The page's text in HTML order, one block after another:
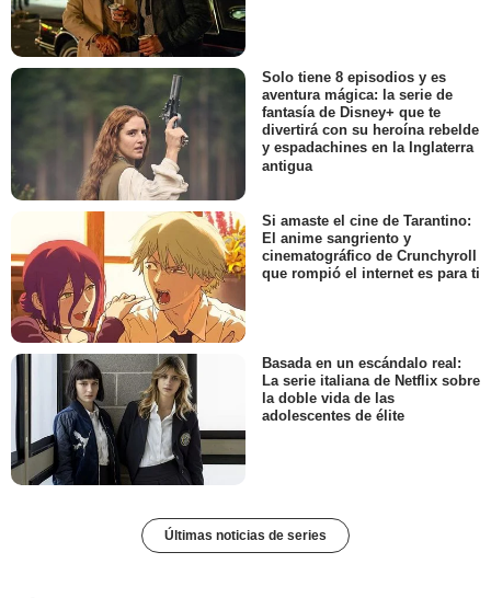
Solo tiene 8 episodios y es
aventura mágica: la serie de
fantasía de Disney+ que te
divertirá con su heroína rebelde
y espadachines en la Inglaterra
antigua
Si amaste el cine de Tarantino:
El anime sangriento y
cinematográfico de Crunchyroll
que rompió el internet es para ti
Basada en un escándalo real:
La serie italiana de Netflix sobre
la doble vida de las
adolescentes de élite
Últimas noticias de series